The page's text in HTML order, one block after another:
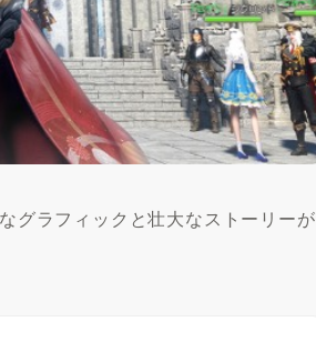
グラフィックと壮大なストーリーが